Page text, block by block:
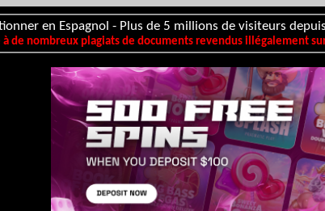
en Espagnol - Plus de 5 millions de visiteurs
de nombreux plagiats de documents revendus illégalement